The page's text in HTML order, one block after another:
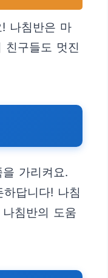
나침반은 마
구들도 멋진
가리켜요.
답니다! 나침
침반의 도움